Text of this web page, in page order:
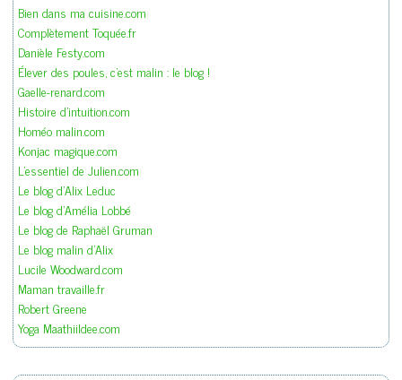
Bien dans ma cuisine.com
Complètement Toquée.fr
Danièle Festy.com
Élever des poules, c'est malin : le blog !
Gaelle-renard.com
Histoire d'intuition.com
Homéo malin.com
Konjac magique.com
L'essentiel de Julien.com
Le blog d'Alix Leduc
Le blog d'Amélia Lobbé
Le blog de Raphaël Gruman
Le blog malin d'Alix
Lucile Woodward.com
Maman travaille.fr
Robert Greene
Yoga Maathiildee.com